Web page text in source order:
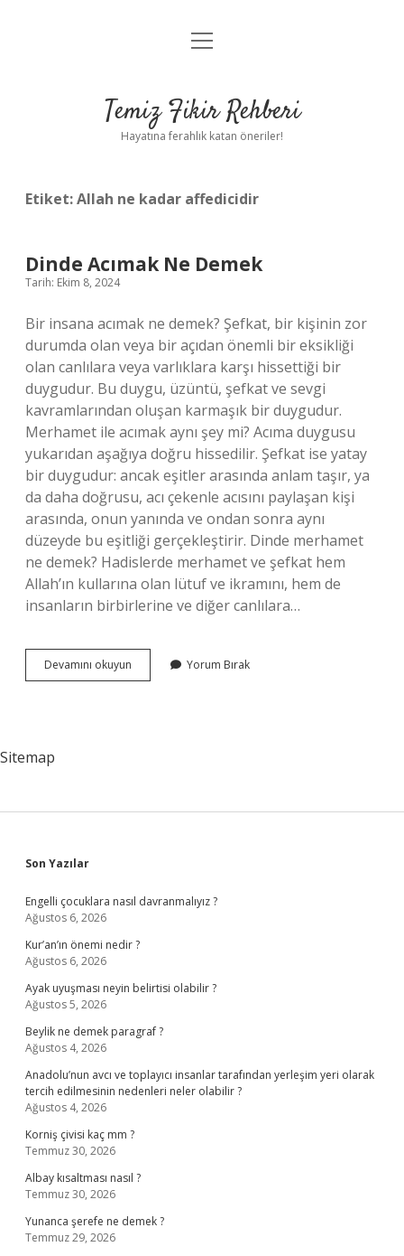
Anasayfa
Yasal Uyarı
menüyü
Temiz Fikir Rehberi
Hayatına ferahlık katan öneriler!
Etiket:Allah ne kadar affedicidir
Dinde Acımak Ne Demek
Tarih: Ekim 8, 2024
Bir insana acımak ne demek? Şefkat, bir kişinin zor
durumda olan veya bir açıdan önemli bir eksikliği
olan canlılara veya varlıklara karşı hissettiği bir
duygudur. Bu duygu, üzüntü, şefkat ve sevgi
kavramlarından oluşan karmaşık bir duygudur.
Merhamet ile acımak aynı şey mi? Acıma duygusu
yukarıdan aşağıya doğru hissedilir. Şefkat ise yatay
bir duygudur: ancak eşitler arasında anlam taşır, ya
da daha doğrusu, acı çekenle acısını paylaşan kişi
arasında, onun yanında ve ondan sonra aynı
düzeyde bu eşitliği gerçekleştirir. Dinde merhamet
ne demek? Hadislerde merhamet ve şefkat hem
Allah’ın kullarına olan lütuf ve ikramını, hem de
insanların birbirlerine ve diğer canlılara…
Devamını okuyun
Acımak
Yorum Bırak
Sitemap
Sidebar
Son Yazılar
Engelli çocuklara nasıl davranmalıyız ?
Ağustos 6, 2026
Kur’an’ın önemi nedir ?
Ağustos 6, 2026
Ayak uyuşması neyin belirtisi olabilir ?
Ağustos 5, 2026
Beylik ne demek paragraf ?
Ağustos 4, 2026
Anadolu’nun avcı ve toplayıcı insanlar tarafından yerleşim yeri olarak
tercih edilmesinin nedenleri neler olabilir ?
Ağustos 4, 2026
Korniş çivisi kaç mm ?
Temmuz 30, 2026
Albay kısaltması nasıl ?
Temmuz 30, 2026
Yunanca şerefe ne demek ?
Temmuz 29, 2026